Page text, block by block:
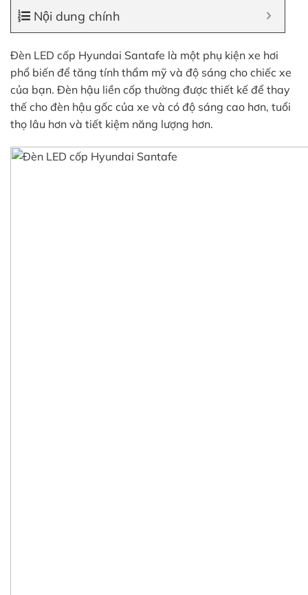
Nội dung chính
Đèn LED cốp Hyundai Santafe là một phụ kiện xe hơi
phổ biến để tăng tính thẩm mỹ và độ sáng cho chiếc xe
của bạn. Đèn hậu liền cốp thường được thiết kế để thay
thế cho đèn hậu gốc của xe và có độ sáng cao hơn, tuổi
thọ lâu hơn và tiết kiệm năng lượng hơn.